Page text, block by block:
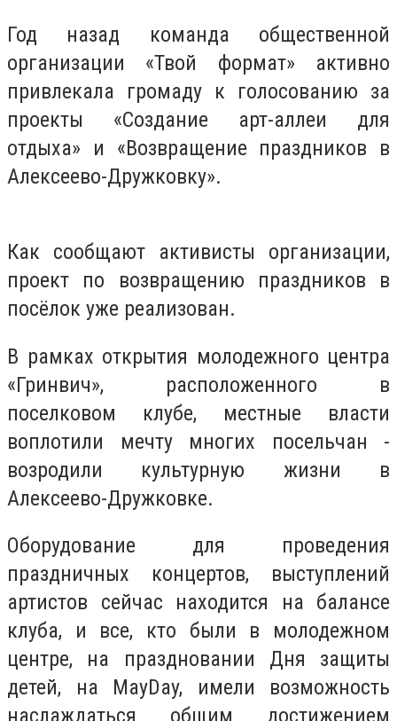
Год назад команда общественной
организации «Твой формат» активно
привлекала громаду к голосованию за
проекты «Создание арт-аллеи для
отдыха» и «Возвращение праздников в
Алексеево-Дружковку».
Как сообщают активисты организации,
проект по возвращению праздников в
посёлок уже реализован.
В рамках открытия молодежного центра
«Гринвич», расположенного в
поселковом клубе, местные власти
воплотили мечту многих посельчан -
возродили культурную жизни в
Алексеево-Дружковке.
Оборудование для проведения
праздничных концертов, выступлений
артистов сейчас находится на балансе
клуба, и все, кто были в молодежном
центре, на праздновании Дня защиты
детей, на MayDay, имели возможность
наслаждаться общим достижением